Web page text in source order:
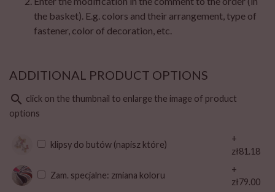
the basket). E.g. colors and their arrangement, type of
fastener, color of decoration, etc.
ADDITIONAL PRODUCT OPTIONS
search click on the thumbnail to enlarge the image of product
options
klipsy do butów (napisz które)
+
zł81.18
Zam. specjalne: zmiana koloru
+
zł79.00